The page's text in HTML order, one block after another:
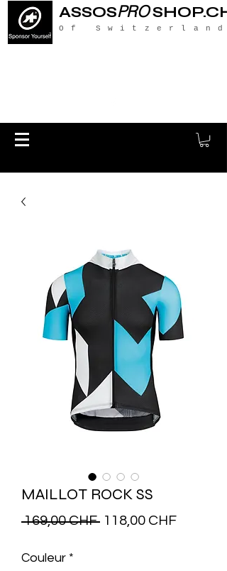
ASSOSPROSHOP.CH
Of Switzerland
MAILLOT ROCK SS
169,00 CHF Prix
118,00 CHFPrix
Couleur *